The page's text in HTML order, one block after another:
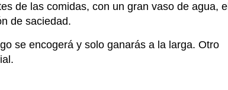
de las comidas, con un gran vaso de agua, el
de saciedad.
se encogerá y solo ganarás a la larga. Otro